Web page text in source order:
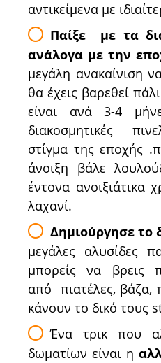
αντικείμενα με
Παίξε με τα
ανάλογα με την
μεγάλη ανακαίνιση
θα έχεις βαρεθεί
είναι ανά 3-4
διακοσμητικές
στίγμα της εποχής
άνοιξη βάλε
έντονα ανοιξιάτικα
λαχανί.
Δημιούργησε το
μεγάλες αλυσίδες
μπορείς να βρεις
από πιατέλες, βάζα,
κάνουν το δικό τους
Ένα τρικ που
δωματίων είναι η